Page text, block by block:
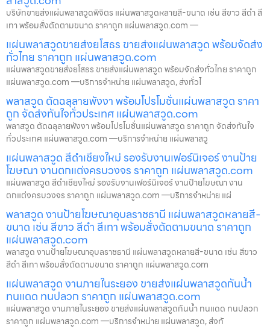
บริษัทขายส่งแผ่นพลาสวูดพิจิตร แผ่นพลาสวูดหลายสี-ขนาด เช่น สีขาว สีดำ สี
เทา พร้อมสั่งตัดตามขนาด ราคาถูก แผ่นพลาสวูด.com —
แผ่นพลาสวูดขายส่งยโสธร ขายส่งแผ่นพลาสวูด พร้อมจัดส่ง
ทั่วไทย ราคาถูก แผ่นพลาสวูด.com
แผ่นพลาสวูดขายส่งยโสธร ขายส่งแผ่นพลาสวูด พร้อมจัดส่งทั่วไทย ราคาถูก
แผ่นพลาสวูด.com —บริการจำหน่าย แผ่นพลาสวูด, ส่งทั่วไ
พลาสวูด ตัดฉลุลายพังงา พร้อมโปรโมชั่นแผ่นพลาสวูด ราคา
ถูก จัดส่งทันใจทั่วประเทศ แผ่นพลาสวูด.com
พลาสวูด ตัดฉลุลายพังงา พร้อมโปรโมชั่นแผ่นพลาสวูด ราคาถูก จัดส่งทันใจ
ทั่วประเทศ แผ่นพลาสวูด.com —บริการจำหน่าย แผ่นพลาสวู
แผ่นพลาสวูด สีดำเชียงใหม่ รองรับงานเฟอร์นิเจอร์ งานป้าย
โฆษณา งานตกแต่งครบวงจร ราคาถูก แผ่นพลาสวูด.com
แผ่นพลาสวูด สีดำเชียงใหม่ รองรับงานเฟอร์นิเจอร์ งานป้ายโฆษณา งาน
ตกแต่งครบวงจร ราคาถูก แผ่นพลาสวูด.com —บริการจำหน่าย แผ่
พลาสวูด งานป้ายโฆษณาอุบลราชธานี แผ่นพลาสวูดหลายสี-
ขนาด เช่น สีขาว สีดำ สีเทา พร้อมสั่งตัดตามขนาด ราคาถูก
แผ่นพลาสวูด.com
พลาสวูด งานป้ายโฆษณาอุบลราชธานี แผ่นพลาสวูดหลายสี-ขนาด เช่น สีขาว
สีดำ สีเทา พร้อมสั่งตัดตามขนาด ราคาถูก แผ่นพลาสวูด.com
แผ่นพลาสวูด งานภายในระยอง ขายส่งแผ่นพลาสวูดกันน้ำ
ทนแดด ทนปลวก ราคาถูก แผ่นพลาสวูด.com
แผ่นพลาสวูด งานภายในระยอง ขายส่งแผ่นพลาสวูดกันน้ำ ทนแดด ทนปลวก
ราคาถูก แผ่นพลาสวูด.com —บริการจำหน่าย แผ่นพลาสวูด, ส่งทั